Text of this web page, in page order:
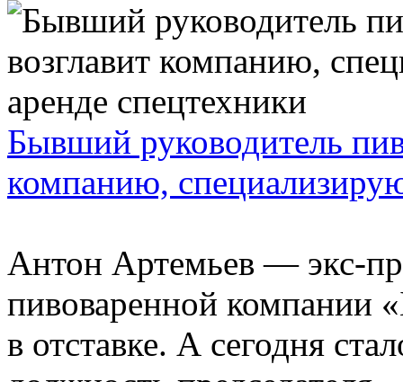
Бывший руководитель
компанию,
Антон Артемьев — экс-
пивоваренной компании
в отставке. А сегодня